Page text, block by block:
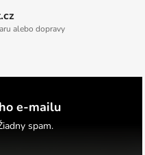
alebo dopravy
e-mailu
spam.